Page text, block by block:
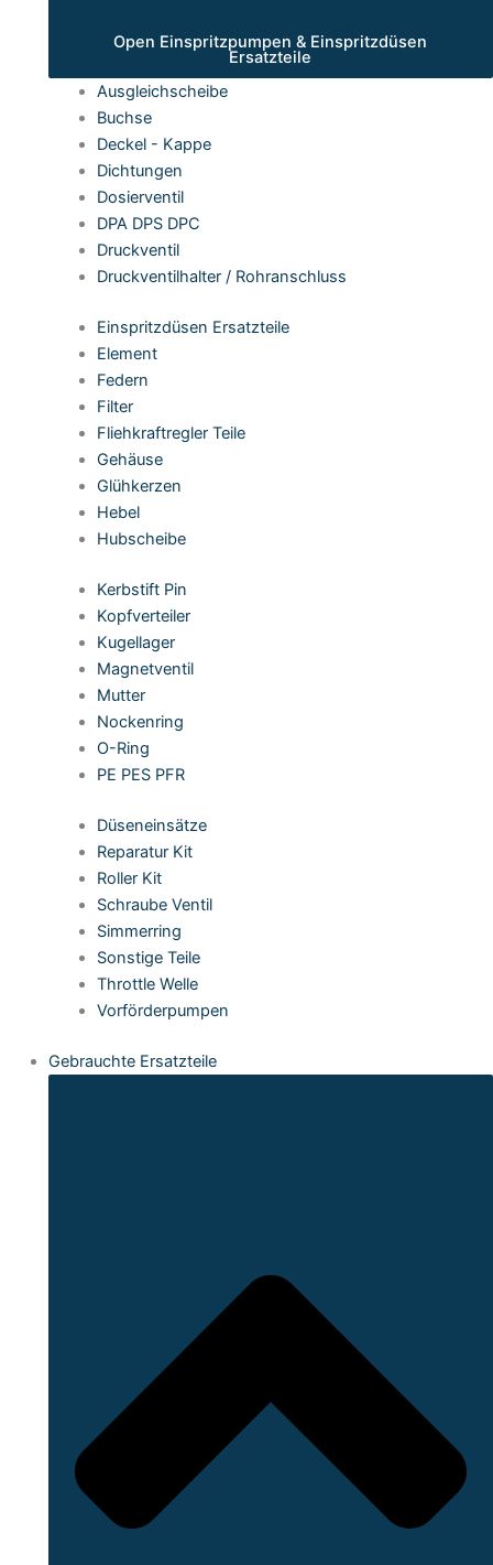
Open Einspritzpumpen & Einspritzdüsen
Ersatzteile
Ausgleichscheibe
Buchse
Deckel - Kappe
Dichtungen
Dosierventil
DPA DPS DPC
Druckventil
Druckventilhalter / Rohranschluss
Einspritzdüsen Ersatzteile
Element
Federn
Filter
Fliehkraftregler Teile
Gehäuse
Glühkerzen
Hebel
Hubscheibe
Kerbstift Pin
Kopfverteiler
Kugellager
Magnetventil
Mutter
Nockenring
O-Ring
PE PES PFR
Düseneinsätze
Reparatur Kit
Roller Kit
Schraube Ventil
Simmerring
Sonstige Teile
Throttle Welle
Vorförderpumpen
Gebrauchte Ersatzteile